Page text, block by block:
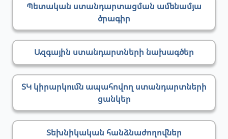
Պետական ստանդարտացման ամենամյա
ծրագիր
Ազգային ստանդարտների նախագծեր
ՏԿ կիրարկումն ապահովող ստանդարտների
ցանկեր
Տեխնիկական հանձնաժողովներ